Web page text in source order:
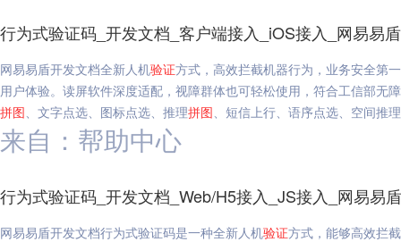
行为式验证码_开发文档_客户端接入_iOS接入_网易易盾
网易易盾开发文档全新人机验证方式，高效拦截机器行为，业务安全第
用户体验。读屏软件深度适配，视障群体也可轻松使用，符合工信部无
拼图、文字点选、图标点选、推理拼图、短信上行、语序点选、空间推
来自：帮助中心
行为式验证码_开发文档_Web/H5接入_JS接入_网易易盾
网易易盾开发文档行为式验证码是一种全新人机验证方式，能够高效拦